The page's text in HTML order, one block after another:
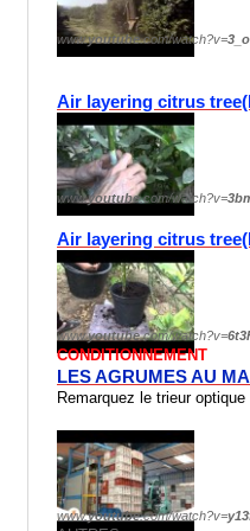
www.youtube.com/watch?v=
www.youtube.com/watch?v=
www.youtube.com/watch?v=
CONDITIONNEMENT
LES AGRUMES AU
Remarquez le trieur
www.youtube.com/watch?v=